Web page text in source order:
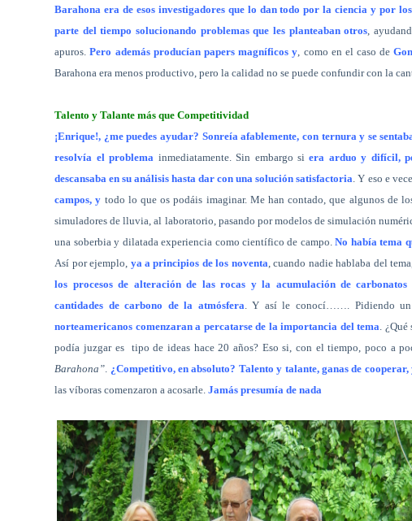
Barahona era de esos investigadores que lo dan todo por la ciencia y por
parte del tiempo solucionando problemas que les planteaban otros,
apuros. Pero además producían papers magníficos y, como en el caso de
Barahona era menos productivo, pero la calidad no se puede confundir con la
Talento y Talante más que Competitividad
¡Enrique!, ¿me puedes ayudar? Sonreía afablemente, con ternura y se
resolvía el problema inmediatamente. Sin embargo siera arduo y difícil,
descansaba en su análisis hasta dar con una solución satisfactoria. Y eso e
campos, y todo lo que os podáis imaginar. Me han contado, que algunos de
simuladores de lluvia, al laboratorio, pasando por modelos de simulación
una soberbia y dilatada experiencia como científico de campo.No había tema
Así por ejemplo, ya a principios de los noventa, cuando nadie hablaba del
los procesos de alteración de las rocas y la acumulación de
cantidades de carbono de la atmósfera. Y así le conocí……. Pidiendo un
norteamericanos comenzaran a percatarse de la importancia del tema. ¿Qué
podía juzgar es
tipo de ideas hace 20 años? Eso si, con el tiempo, poco a
Barahona”. ¿Competitivo, en absoluto? Talento y talante, ganas de
las víboras comenzaron a acosarle.Jamás presumía de nada